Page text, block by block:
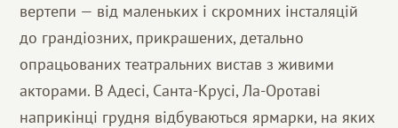
вертепи — від маленьких і скромних інсталяцій
до грандіозних, прикрашених, детально
опрацьованих театральних вистав з живими
акторами. В Адесі, Санта-Крусі, Ла-Оротаві
наприкінці грудня відбуваються ярмарки, на яких